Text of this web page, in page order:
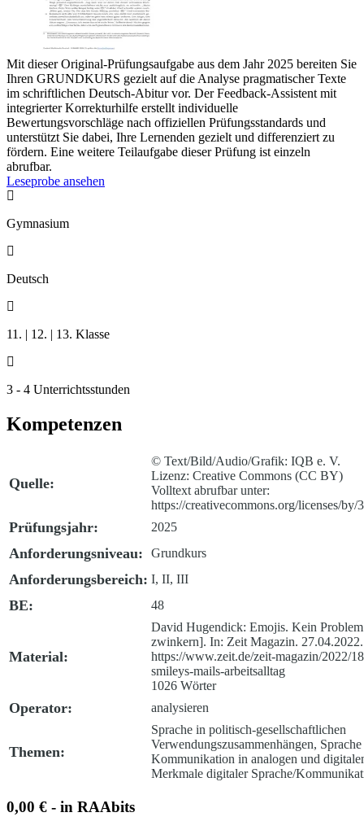
Mit dieser Original-Prüfungsaufgabe aus dem Jahr 2025 bereiten Sie
Ihren GRUNDKURS gezielt auf die Analyse pragmatischer Texte
im schriftlichen Deutsch-Abitur vor. Der Feedback-Assistent mit
integrierter Korrekturhilfe erstellt individuelle
Bewertungsvorschläge nach offiziellen Prüfungsstandards und
unterstützt Sie dabei, Ihre Lernenden gezielt und differenziert zu
fördern. Eine weitere Teilaufgabe dieser Prüfung ist einzeln
abrufbar.
Leseprobe ansehen

Gymnasium

Deutsch

11. | 12. | 13. Klasse

3 - 4 Unterrichtsstunden
Kompetenzen
Quelle:
© Text/Bild/Audio/Grafik: IQB e. V.
Lizenz: Creative Commons (CC BY)
Volltext abrufbar unter:
https://creativecommons.org/licenses/by/
Prüfungsjahr: 2025
Anforderungsniveau: Grundkurs
Anforderungsbereich: I, II, III
BE: 48
Material:
David Hugendick: Emojis. Kein
zwinkern]. In: Zeit Magazin. 27.04.2022.
https://www.zeit.de/zeit-magazin/2022/
smileys-mails-arbeitsalltag
1026 Wörter
Operator: analysieren
Themen:
Sprache in politisch-gesellschaftlichen
Verwendungszusammenhängen,
Kommunikation in analogen und
Merkmale digitaler Sprache/
0,00 € - in RAAbits